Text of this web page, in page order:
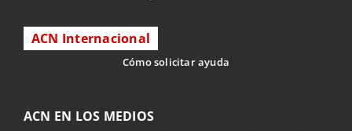
ACN Internacional
Cómo solicitar ayuda
ACN EN LOS MEDIOS